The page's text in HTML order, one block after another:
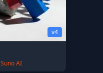
v4
Suno AI